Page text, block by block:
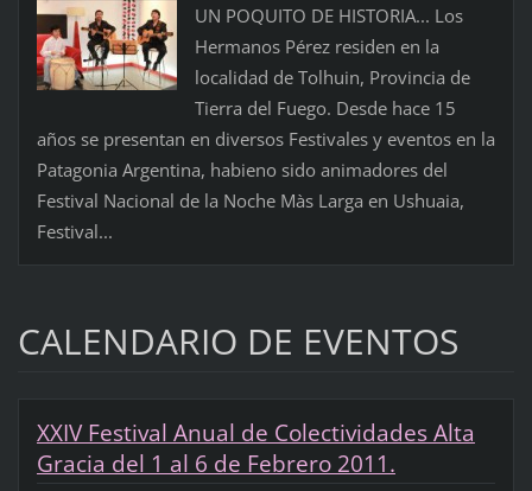
UN POQUITO DE HISTORIA... Los
Hermanos Pérez residen en la
localidad de Tolhuin, Provincia de
Tierra del Fuego. Desde hace 15
años se presentan en diversos Festivales y eventos en la
Patagonia Argentina, habieno sido animadores del
Festival Nacional de la Noche Màs Larga en Ushuaia,
Festival...
CALENDARIO DE EVENTOS
XXIV Festival Anual de Colectividades Alta
Gracia del 1 al 6 de Febrero 2011.